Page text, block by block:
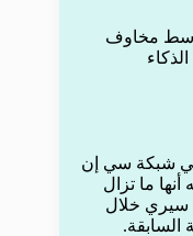
وسط مخاوف
في شبكة سي إن
ما تزال
سيري خلال